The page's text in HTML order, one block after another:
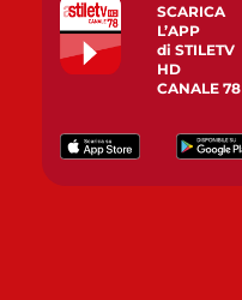
SCARICA
L’APP
di STILETV
HD
CANALE 78